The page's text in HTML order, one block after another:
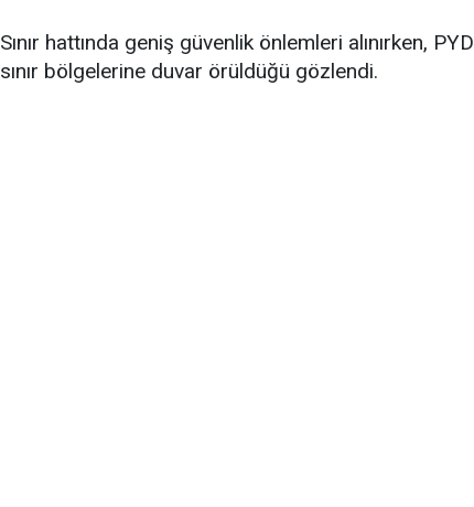
Sınır hattında geniş güvenlik önlemleri alınırken,
sınır bölgelerine duvar örüldüğü gözlendi.